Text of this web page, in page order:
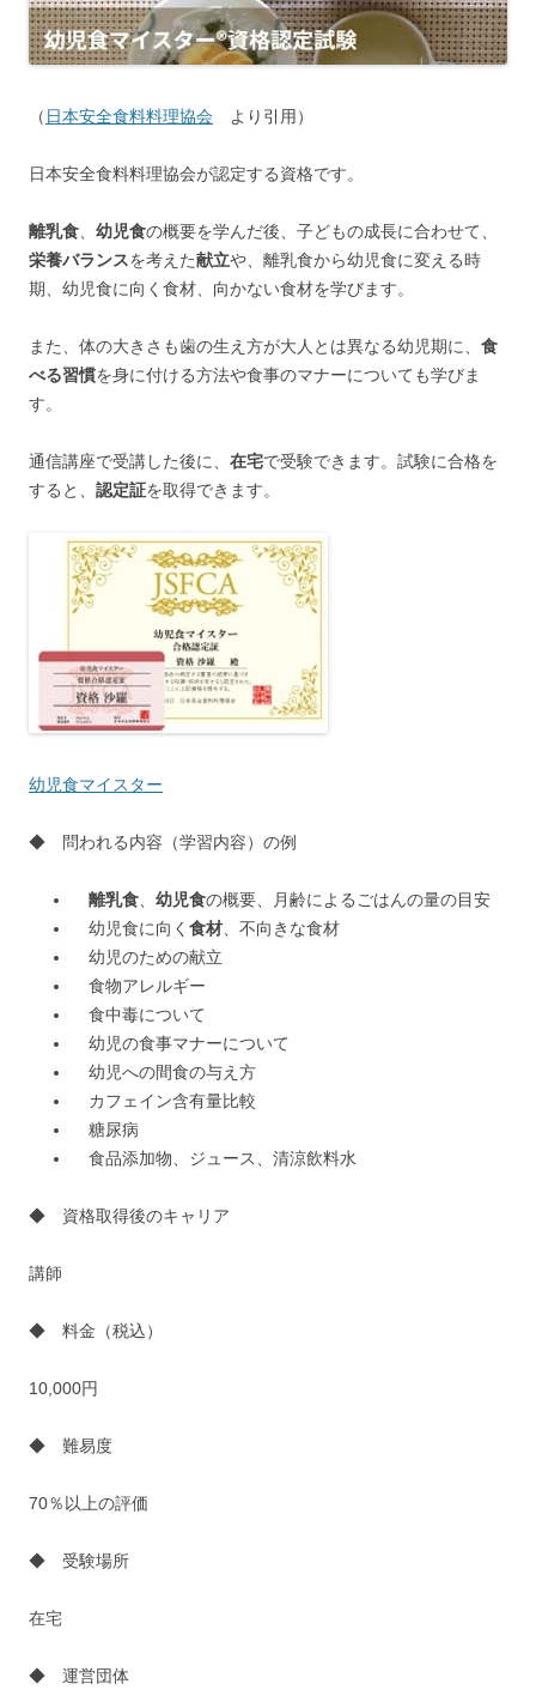
（ 日本安全食料料理協会 より引用）
日本安全食料料理協会が認定する資格です。
離乳食、 幼児食の概要を学んだ後、子どもの成長に合わせて、
栄養バランスを考えた献立や、離乳食から幼児食に変える時
期、幼児食に向く食材、向かない食材を学びます。
また、体の大きさも歯の生え方が大人とは異なる幼児期に、 食
べる習慣を身に付ける方法や食事のマナーについても学びま
す。
通信講座で受講した後に、 在宅で受験できます。試験に合格を
すると、 認定証を取得できます。
幼児食マイスター
◆ 問われる内容（学習内容）の例
離乳食、 幼児食の概要、月齢によるごはんの量の目安
幼児食に向く 食材、不向きな食材
幼児のための献立
食物アレルギー
食中毒について
幼児の食事マナーについて
幼児への間食の与え方
カフェイン含有量比較
糖尿病
食品添加物、ジュース、清涼飲料水
◆ 資格取得後のキャリア
講師
◆ 料金（税込）
10,000円
◆ 難易度
70％以上の評価
◆ 受験場所
在宅
◆ 運営団体